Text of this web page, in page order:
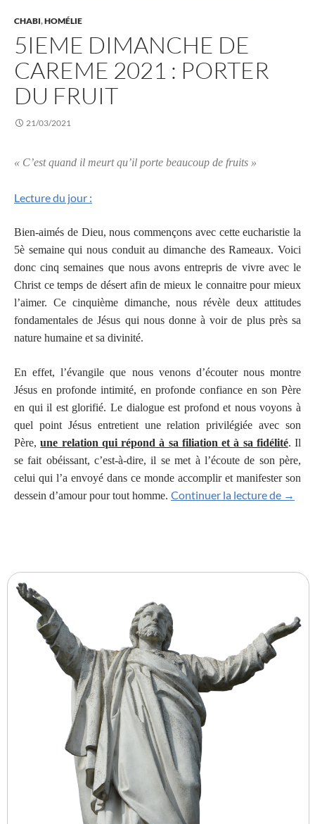
CHABI,HOMÉLIE
5IEME DIMANCHE DE
CAREME 2021 : PORTER
DU FRUIT
21/03/2021
« C’est quand il meurt qu’il porte beaucoup de fruits »
Lecture du jour :
Bien-aimés de Dieu, nous commençons avec cette eucharistie la
5è semaine qui nous conduit au dimanche des Rameaux. Voici
donc cinq semaines que nous avons entrepris de vivre avec le
Christ ce temps de désert afin de mieux le connaitre pour mieux
l’aimer. Ce cinquième dimanche, nous révèle deux attitudes
fondamentales de Jésus qui nous donne à voir de plus près sa
nature humaine et sa divinité.
En effet, l’évangile que nous venons d’écouter nous montre
Jésus en profonde intimité, en profonde confiance en son Père
en qui il est glorifié. Le dialogue est profond et nous voyons à
quel point Jésus entretient une relation privilégiée avec son
Père,une relation qui répond à sa filiation et à sa fidélité. Il
se fait obéissant, c’est-à-dire, il se met à l’écoute de son père,
celui qui l’a envoyé dans ce monde accomplir et manifester son
dessein d’amour pour tout homme. Continuer la lecture de →